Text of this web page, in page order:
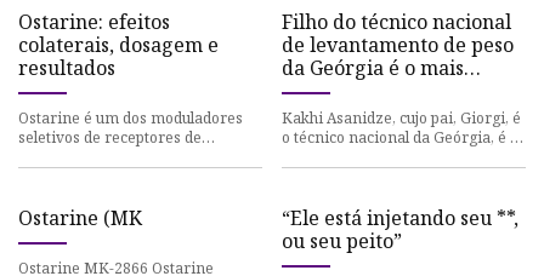
Ostarine: efeitos
colaterais, dosagem e
resultados
Ostarine é um dos moduladores
seletivos de receptores de
Filho do técnico nacional
de levantamento de peso
da Geórgia é o mais
recente a testar positivo
para SARMS
Kakhi Asanidze, cujo pai, Giorgi, é
o técnico nacional da Geórgia, é o
Ostarine (MK
Ostarine MK-2866 Ostarine
“Ele está injetando seu **,
ou seu peito”